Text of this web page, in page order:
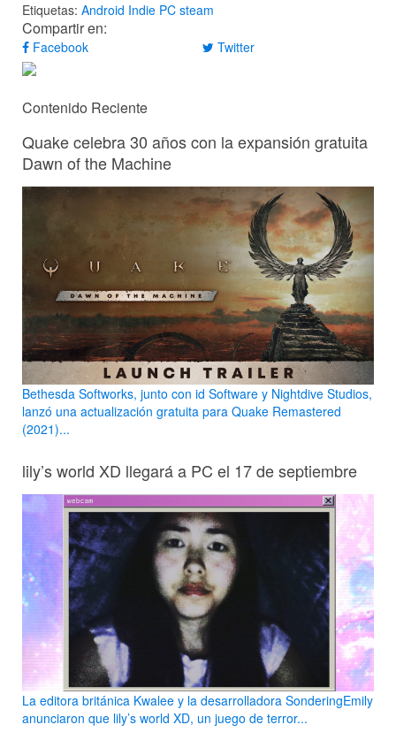
Etiquetas: Android Indie PC steam
Compartir en:
Facebook Twitter
Contenido Reciente
Quake celebra 30 años con la expansión gratuita
Dawn of the Machine
Bethesda Softworks, junto con id Software y Nightdive Studios,
lanzó una actualización gratuita para Quake Remastered
(2021)...
lily’s world XD llegará a PC el 17 de septiembre
La editora británica Kwalee y la desarrolladora SonderingEmily
anunciaron que lily’s world XD, un juego de terror...